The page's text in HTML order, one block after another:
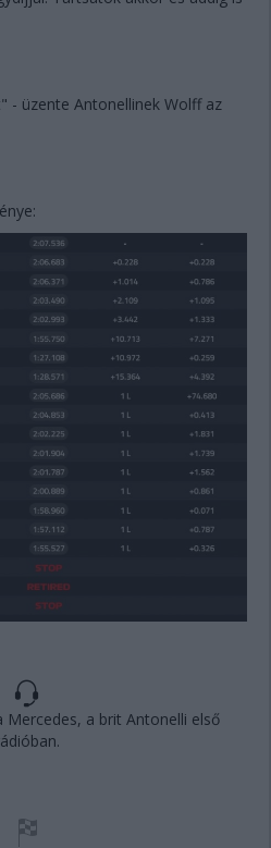
- üzente Antonellinek Wolff az
Mercedes, a brit Antonelli első